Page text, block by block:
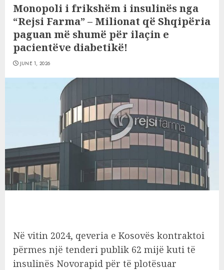
Monopoli i frikshëm i insulinës nga
“Rejsi Farma” – Milionat që Shqipëria
paguan më shumë për ilaçin e
pacientëve diabetikë!
JUNE 1, 2026
Në vitin 2024, qeveria e Kosovës kontraktoi
përmes një tenderi publik 62 mijë kuti të
insulinës Novorapid për të plotësuar